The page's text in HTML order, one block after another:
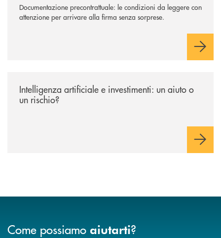
Documentazione precontrattuale: le condizioni da leggere con
attenzione per arrivare alla firma senza sorprese.
Intelligenza artificiale e investimenti: un aiuto o
un rischio?
Come possiamo aiutarti?